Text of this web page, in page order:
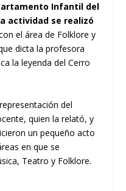
Infantil del
actividad se realizó
el área de Folklore y
dicta la profesora
la leyenda del Cerro
del
quien la relató, y
un pequeño acto
en que se
Teatro y Folklore.